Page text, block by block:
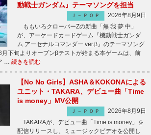
動戦士ガンダム』テーマソングを担当
Ｊ－ＰＯＰ
2026年8月9日
ももいろクローバーZの新曲「無 我 夢 中」
が、アーケードカードゲーム『機動戦士ガンダ
ム アーセナルコマンダー ver.β』のテーマソング
下旬よりオープンβテストが始まる本ゲームは、前
… 続きを読む
【No No Girls】ASHA＆KOKONAによる
ユニット・TAKARA、デビュー曲「Time
is money」MV公開
Ｊ－ＰＯＰ
2026年8月9日
TAKARAが、デビュー曲「Time is money」を
配信リリースし、ミュージックビデオを公開し